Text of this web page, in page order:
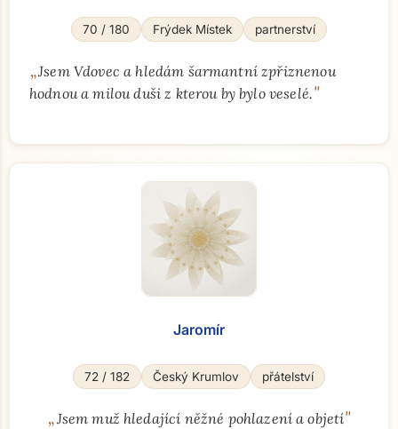
70 / 180 Frýdek Místek partnerství
„Jsem Vdovec a hledám šarmantní zpřiznenou
hodnou a milou duši z kterou by bylo veselé."
Jaromír
72 / 182 Český Krumlov přátelství
„Jsem muž hledající něžné pohlazení a objetí"